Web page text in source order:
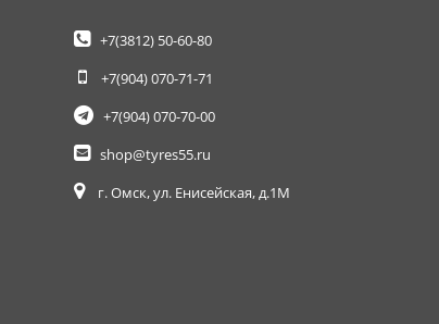
+7(3812)50-60-80
+7(904)070-71-71
+7(904)070-70-00
shop@tyres55.ru
г. Омск, ул. Енисейская, д.1М